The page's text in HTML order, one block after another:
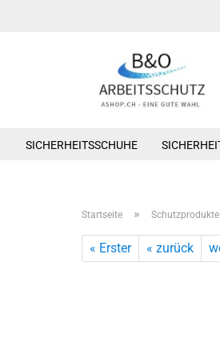
SICHERHEITSSCHUHE
Startseite » Schutzprodukte
« Erster « zurück